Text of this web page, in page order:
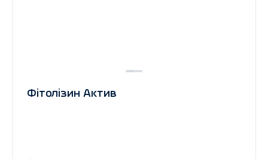
Фітолізин Актив